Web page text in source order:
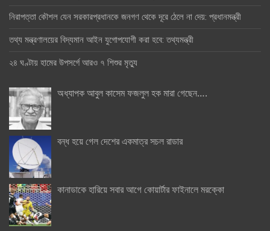
নিরাপত্তা কৌশল যেন সরকারপ্রধানকে জনগণ থেকে দূরে ঠেলে না দেয়: প্রধানমন্ত্রী
তথ্য মন্ত্রণালয়ের বিদ্যমান আইন যুগোপযোগী করা হবে: তথ্যমন্ত্রী
২৪ ঘণ্টায় হামের উপসর্গে আরও ৭ শিশুর মৃত্যু
অধ্যাপক আবুল কাসেম ফজলুল হক মারা গেছেন….
বন্ধ হয়ে গেল দেশের একমাত্র সচল রাডার
কানাডাকে হারিয়ে সবার আগে কোয়ার্টার ফাইনালে মরক্কো